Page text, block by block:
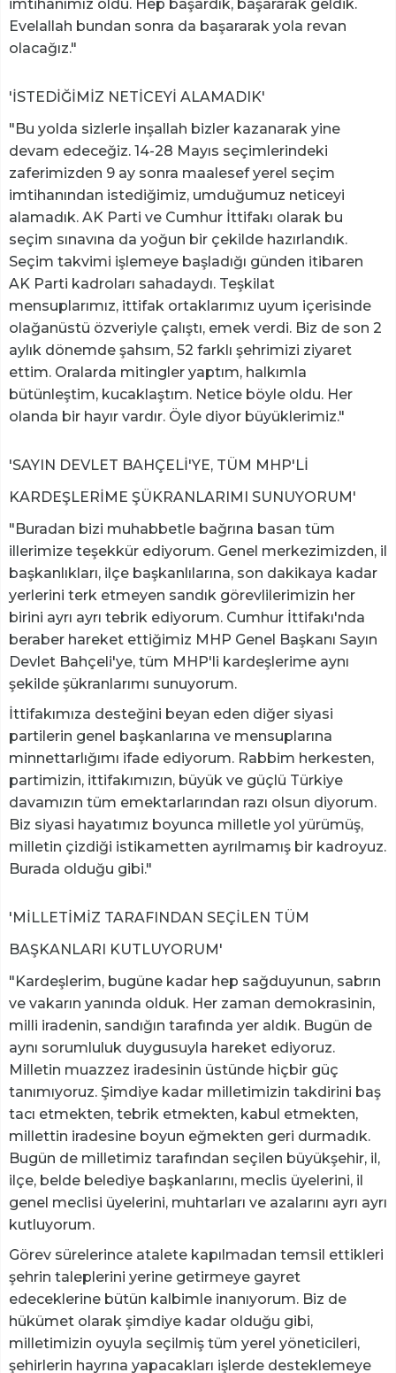
imtihanımız oldu. Hep başardık, başararak geldik.
Evelallah bundan sonra da başararak yola revan
olacağız."
'İSTEDİĞİMİZ NETİCEYİ ALAMADIK'
"Bu yolda sizlerle inşallah bizler kazanarak yine
devam edeceğiz. 14-28 Mayıs seçimlerindeki
zaferimizden 9 ay sonra maalesef yerel seçim
imtihanından istediğimiz, umduğumuz neticeyi
alamadık. AK Parti ve Cumhur İttifakı olarak bu
seçim sınavına da yoğun bir çekilde hazırlandık.
Seçim takvimi işlemeye başladığı günden itibaren
AK Parti kadroları sahadaydı. Teşkilat
mensuplarımız, ittifak ortaklarımız uyum içerisinde
olağanüstü özveriyle çalıştı, emek verdi. Biz de son 2
aylık dönemde şahsım, 52 farklı şehrimizi ziyaret
ettim. Oralarda mitingler yaptım, halkımla
bütünleştim, kucaklaştım. Netice böyle oldu. Her
olanda bir hayır vardır. Öyle diyor büyüklerimiz."
'SAYIN DEVLET BAHÇELİ'YE, TÜM MHP'Lİ
KARDEŞLERİME ŞÜKRANLARIMI SUNUYORUM'
"Buradan bizi muhabbetle bağrına basan tüm
illerimize teşekkür ediyorum. Genel merkezimizden, il
başkanlıkları, ilçe başkanlılarına, son dakikaya kadar
yerlerini terk etmeyen sandık görevlilerimizin her
birini ayrı ayrı tebrik ediyorum. Cumhur İttifakı'nda
beraber hareket ettiğimiz MHP Genel Başkanı Sayın
Devlet Bahçeli'ye, tüm MHP'li kardeşlerime aynı
şekilde şükranlarımı sunuyorum.
İttifakımıza desteğini beyan eden diğer siyasi
partilerin genel başkanlarına ve mensuplarına
minnettarlığımı ifade ediyorum. Rabbim herkesten,
partimizin, ittifakımızın, büyük ve güçlü Türkiye
davamızın tüm emektarlarından razı olsun diyorum.
Biz siyasi hayatımız boyunca milletle yol yürümüş,
milletin çizdiği istikametten ayrılmamış bir kadroyuz.
Burada olduğu gibi."
'MİLLETİMİZ TARAFINDAN SEÇİLEN TÜM
BAŞKANLARI KUTLUYORUM'
"Kardeşlerim, bugüne kadar hep sağduyunun, sabrın
ve vakarın yanında olduk. Her zaman demokrasinin,
milli iradenin, sandığın tarafında yer aldık. Bugün de
aynı sorumluluk duygusuyla hareket ediyoruz.
Milletin muazzez iradesinin üstünde hiçbir güç
tanımıyoruz. Şimdiye kadar milletimizin takdirini baş
tacı etmekten, tebrik etmekten, kabul etmekten,
millettin iradesine boyun eğmekten geri durmadık.
Bugün de milletimiz tarafından seçilen büyükşehir, il,
ilçe, belde belediye başkanlarını, meclis üyelerini, il
genel meclisi üyelerini, muhtarları ve azalarını ayrı ayrı
kutluyorum.
Görev sürelerince atalete kapılmadan temsil ettikleri
şehrin taleplerini yerine getirmeye gayret
edeceklerine bütün kalbimle inanıyorum. Biz de
hükümet olarak şimdiye kadar olduğu gibi,
milletimizin oyuyla seçilmiş tüm yerel yöneticileri,
şehirlerin hayrına yapacakları işlerde desteklemeye